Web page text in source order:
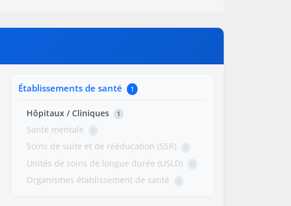
Établissements de santé 1
Hôpitaux / Cliniques 1
Santé mentale 0
Soins de suite et de rééducation (SSR) 0
Unités de soins de longue durée (USLD) 0
Organismes établissement de santé 0